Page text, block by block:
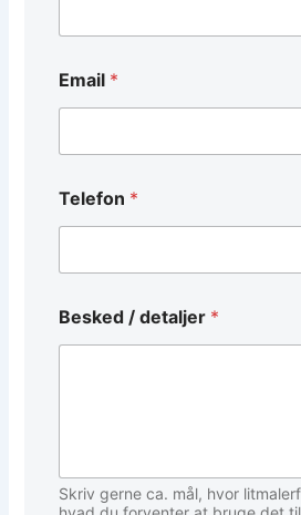
Email *
m
a
l
T
e
l
Telefon *
Besked / detaljer *
Skriv gerne ca. mål, hvor